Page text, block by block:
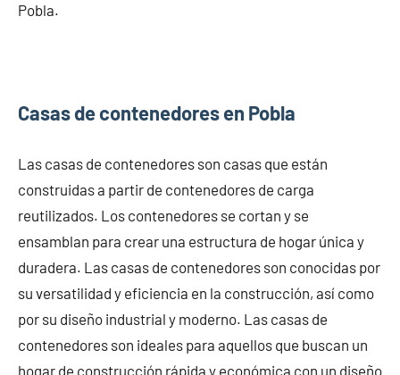
Pobla.
Casas de contenedores en Pobla
Las casas de contenedores son casas que están
construidas a partir de contenedores de carga
reutilizados. Los contenedores se cortan y se
ensamblan para crear una estructura de hogar única y
duradera. Las casas de contenedores son conocidas por
su versatilidad y eficiencia en la construcción, así como
por su diseño industrial y moderno. Las casas de
contenedores son ideales para aquellos que buscan un
hogar de construcción rápida y económica con un diseño